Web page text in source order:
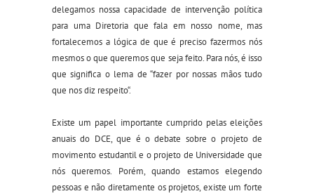
delegamos nossa capacidade de intervenção política
para uma Diretoria que fala em nosso nome, mas
fortalecemos alógica de queé preciso fazermos nós
mesmos o que queremos que seja feito. Para nós, é isso
que significa o lema de “fazer por nossas mãos tudo
que nos diz respeito“.
Existe um papel importante cumprido pelas eleições
anuais do DCE, que é o debate sobre o projeto de
movimento estudantil e o projeto de Universidade que
nós queremos. Porém, quando estamos elegendo
pessoas e não diretamente os projetos, existe um forte